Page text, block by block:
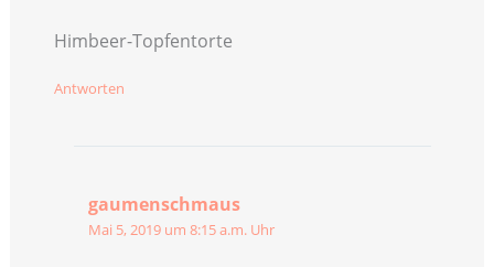
Himbeer-Topfentorte
Antworten
gaumenschmaus
Mai 5, 2019 um 8:15 a.m. Uhr